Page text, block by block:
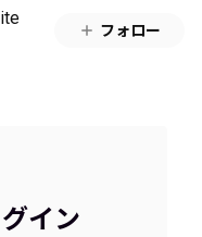
フォロー
イン